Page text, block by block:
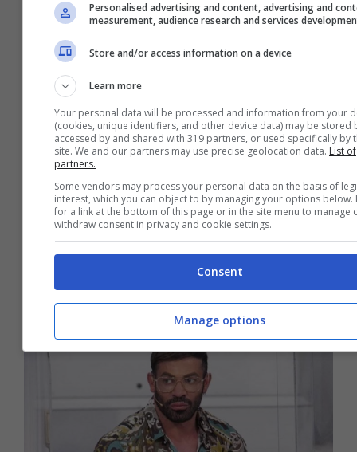
Uomini e Donne, bufera su
Alessandro: le parole dette
scatenato il putiferio
Personalised advertising and content, advertising and
measurement, audience research and services
Store and/or access information on a device
Learn more
Your personal data will be processed and information from your
(cookies, unique identifiers, and other device data) may be stored
accessed by and shared with 319 partners, or used specifically by
site. We and our partners may use precise geolocation data. List of
partners.
Some vendors may process your personal data on the basis of
interest, which you can object to by managing your options below.
for a link at the bottom of this page or in the site menu to manage
withdraw consent in privacy and cookie settings.
Consent
Manage options